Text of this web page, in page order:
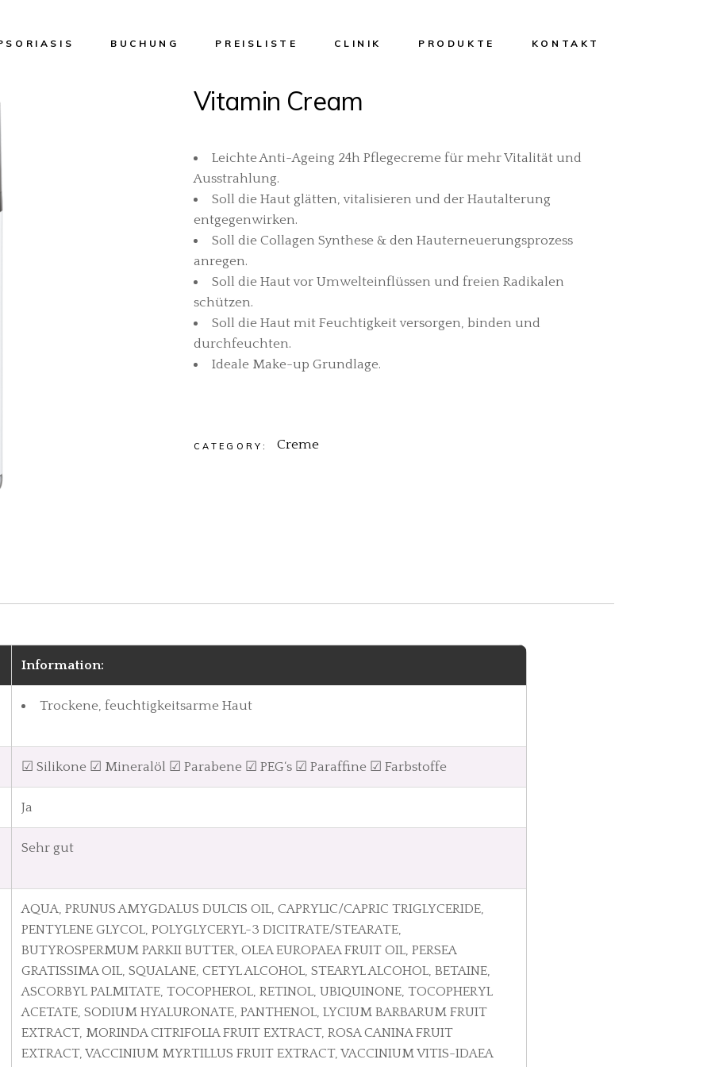
BUCHUNG PREISLISTE CLINIK
(Hollywood Peeling)
HiFU 3D
Frequency Treatment
Haarentfernung
Haarentfernung mit
medizinischem
Cryolipolysis –
PRODUKTE
Creme
Sonne
Hand
Augen
KONTAKT
Vitamin Cream
Leichte Anti-Ageing 24h Pflegecreme für mehr Vitalität und
Ausstrahlung.
Soll die Haut glätten, vitalisieren und der Hautalterung
entgegenwirken.
Soll die Collagen Synthese & den Hauterneuerungsprozess
anregen.
Soll die Haut vor Umwelteinflüssen und freien Radikalen
schützen.
Soll die Haut mit Feuchtigkeit versorgen, binden und
durchfeuchten.
Ideale Make-up Grundlage.
CATEGORY: Creme
Information:
Trockene, feuchtigkeitsarme Haut
☑ Silikone ☑ Mineralöl ☑ Parabene ☑ PEG‘s ☑ Paraffine ☑ Farbstoffe
Ja
Sehr gut
AQUA, PRUNUS AMYGDALUS DULCIS OIL, CAPRYLIC/CAPRIC TRIGLYCERIDE,
PENTYLENE GLYCOL, POLYGLYCERYL-3 DICITRATE/STEARATE,
BUTYROSPERMUM PARKII BUTTER, OLEA EUROPAEA FRUIT OIL, PERSEA
GRATISSIMA OIL, SQUALANE, CETYL ALCOHOL, STEARYL ALCOHOL, BETAINE,
ASCORBYL PALMITATE, TOCOPHEROL, RETINOL, UBIQUINONE, TOCOPHERYL
ACETATE, SODIUM HYALURONATE, PANTHENOL, LYCIUM BARBARUM FRUIT
EXTRACT, MORINDA CITRIFOLIA FRUIT EXTRACT, ROSA CANINA FRUIT
EXTRACT, VACCINIUM MYRTILLUS FRUIT EXTRACT, VACCINIUM VITIS-IDAEA